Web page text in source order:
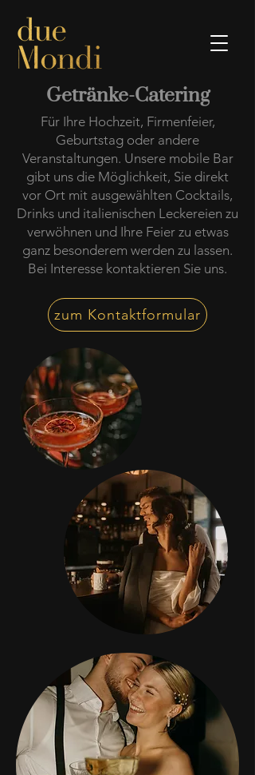
Getränke-Catering
Für Ihre Hochzeit, Firmenfeier,
Geburtstag oder andere
Veranstaltungen. Unsere mobile Bar
gibt uns die Möglichkeit, Sie direkt
vor Ort mit ausgewählten Cocktails,
Drinks und italienischen Leckereien zu
verwöhnen und Ihre Feier zu etwas
ganz besonderem werden zu lassen.
Bei Interesse kontaktieren Sie uns.
zum Kontaktformular